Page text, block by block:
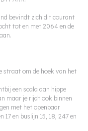
bevindt zich dit courant
tot en met 2064 en de
straat om de hoek van het
een scala aan hippe
maar je rijdt ook binnen
met het openbaar
en buslijn 15, 18, 247 en